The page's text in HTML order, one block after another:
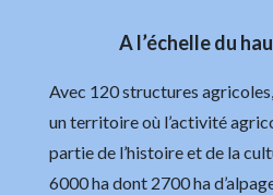
A l’échelle du
Avec 120 structures
un territoire où l’activité
partie de l’histoire et de la
6000 ha dont 2700 ha